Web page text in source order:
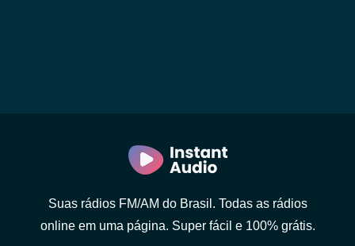
Suas rádios FM/AM do Brasil. Todas as rádios
online em uma página. Super fácil e 100% grátis.